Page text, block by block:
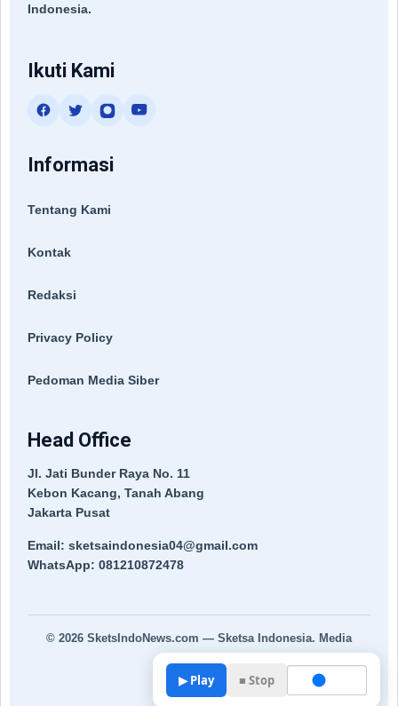
Indonesia.
Ikuti Kami
Informasi
Tentang Kami
Kontak
Redaksi
Privacy Policy
Pedoman Media Siber
Head Office
Jl. Jati Bunder Raya No. 11
Kebon Kacang, Tanah Abang
Jakarta Pusat
Email: sketsaindonesia04@gmail.com
WhatsApp: 081210872478
© 2026 SketsIndoNews.com — Sketsa Indonesia. Media
Terpercaya.
▶ Play ■ Stop